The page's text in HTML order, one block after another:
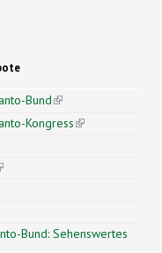
Bund(link is
external)
Kongress(link is
is external)
is external)
Bund: Sehenswertes